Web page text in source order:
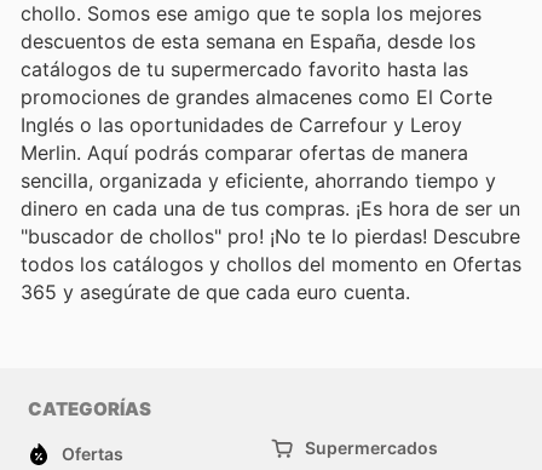
chollo. Somos ese amigo que te sopla los mejores
descuentos de esta semana en España, desde los
catálogos de tu supermercado favorito hasta las
promociones de grandes almacenes como El Corte
Inglés o las oportunidades de Carrefour y Leroy
Merlin. Aquí podrás comparar ofertas de manera
sencilla, organizada y eficiente, ahorrando tiempo y
dinero en cada una de tus compras. ¡Es hora de ser un
"buscador de chollos" pro! ¡No te lo pierdas! Descubre
todos los catálogos y chollos del momento en Ofertas
365 y asegúrate de que cada euro cuenta.
CATEGORÍAS
Ofertas
Supermercados